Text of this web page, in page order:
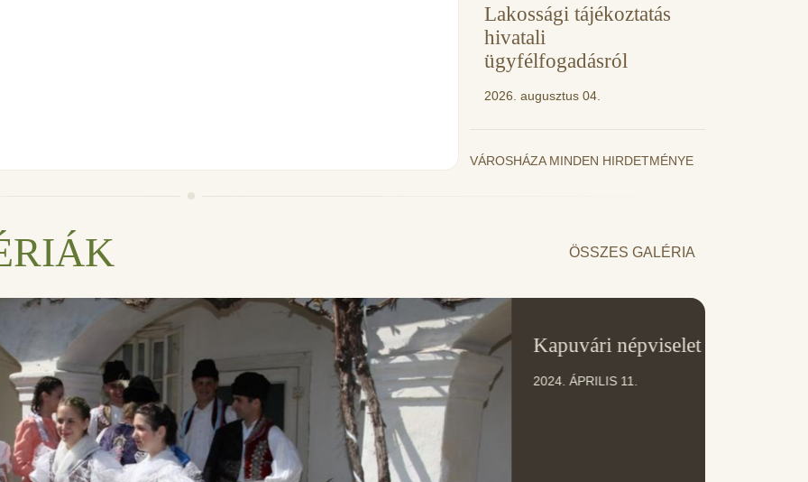
Lakossági tájékoztatás
hivatali
ügyfélfogadásról
2026. augusztus 04.
VÁROSHÁZA MINDEN HIRDETMÉNYE
ÖSSZES GALÉRIA
Kapuvári népviselet
2024. ÁPRILIS 11.